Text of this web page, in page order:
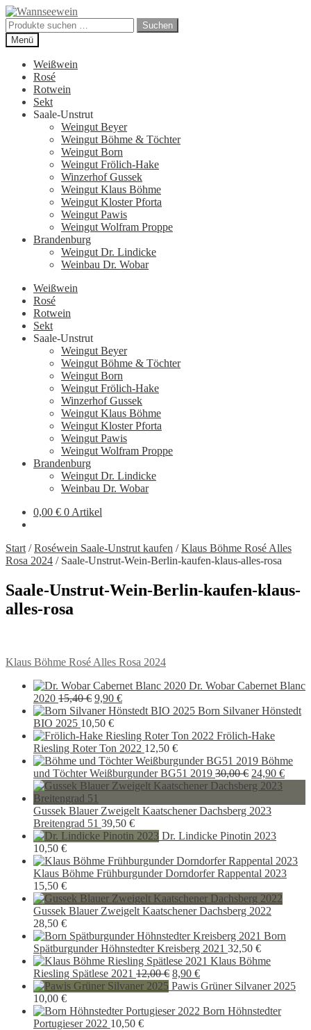
Zur
Navigation
springen
Zum
Inhalt
springen
Suchen
nach:
Suchen
Menü
Weißwein
Rosé
Rotwein
Sekt
Saale-Unstrut
Weingut Beyer
Weingut Böhme & Töchter
Weingut Born
Weingut Frölich-Hake
Winzerhof Gussek
Weingut Klaus Böhme
Weingut Kloster Pforta
Weingut Pawis
Weingut Wolfram Proppe
Brandenburg
Weingut Dr. Lindicke
Weinbau Dr. Wobar
Weißwein
Rosé
Rotwein
Sekt
Saale-Unstrut
Weingut Beyer
Weingut Böhme & Töchter
Weingut Born
Weingut Frölich-Hake
Winzerhof Gussek
Weingut Klaus Böhme
Weingut Kloster Pforta
Weingut Pawis
Weingut Wolfram Proppe
Brandenburg
Weingut Dr. Lindicke
Weinbau Dr. Wobar
0,00 € 0 Artikel
Start /Roséwein Saale-Unstrut kaufen /Klaus Böhme Rosé Alles
Rosa 2024 / Saale-Unstrut-Wein-Berlin-kaufen-klaus-alles-rosa
Saale-Unstrut-Wein-Berlin-kaufen-klaus-
alles-rosa
Beitragsnavigation
Vorheriger
Klaus Böhme Rosé Alles Rosa 2024
Dr. Wobar Cabernet Blanc
2020 15,40€ Ursprünglicher
Preis
war:
15,40 €
9,90 €Aktueller
Preis
9,90 €.
Born Silvaner Hönstedt
BIO 2025 10,50 €
Frölich-Hake
Riesling Roter Ton 2022 12,50 €
Böhme
und Töchter Weißburgunder BG51 2019 30,00€
Preis
30,00 €
24,90 €
Gussek Blauer Zweigelt Kaatschener Dachsberg 2023
Breitengrad 51 39,50 €
Dr. Lindicke Pinotin 2023
10,50 €
Klaus Böhme Frühburgunder Dorndorfer Rappental 2023
15,50 €
Gussek Blauer Zweigelt Kaatschener Dachsberg 2022
28,50 €
Born
Spätburgunder Höhnstedter Kreisberg 2021 32,50 €
Klaus Böhme
Riesling Spätlese 2021 12,00€ Ursprünglicher
Preis
12,00 €
8,90 €Aktueller
Preis
8,90 €.
Pawis Grüner Silvaner 2025
10,00 €
Born Höhnstedter
Portugieser 2022 10,50 €